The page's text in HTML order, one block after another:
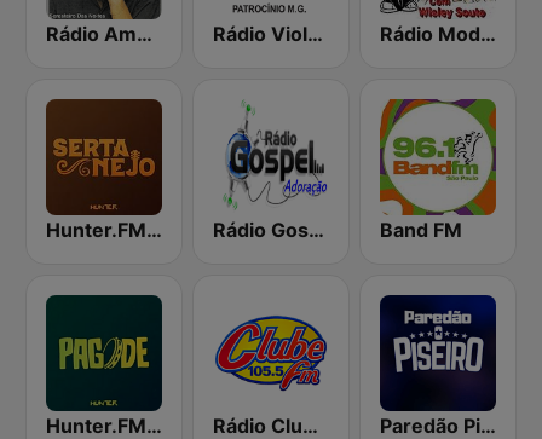
Rádio Amado Batista Rádio Viola Caipira Rádio Modão
Hunter.FM - Sertanejo Rádio Gospel Adoração Band FM
Hunter.FM - Pagode Rádio Clube FM - Brasília 105.5 Paredão Piseiro